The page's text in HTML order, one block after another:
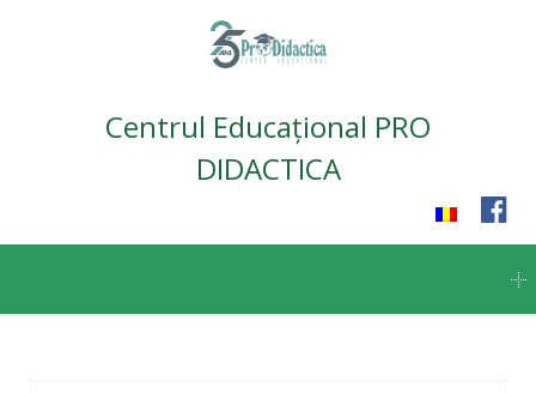
Centrul Educațional PRO
DIDACTICA
content